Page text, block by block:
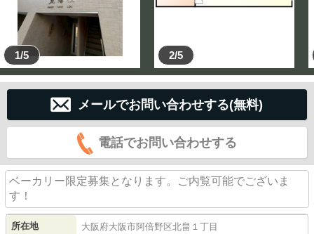
1/5 2/5
メールでお問い合わせする(無料)
電話でお問い合わせする
ベーカリー限定募集となります。ご内覧可能でございま
す！
所在地 大阪府大阪市阿倍野区北畠 １丁目